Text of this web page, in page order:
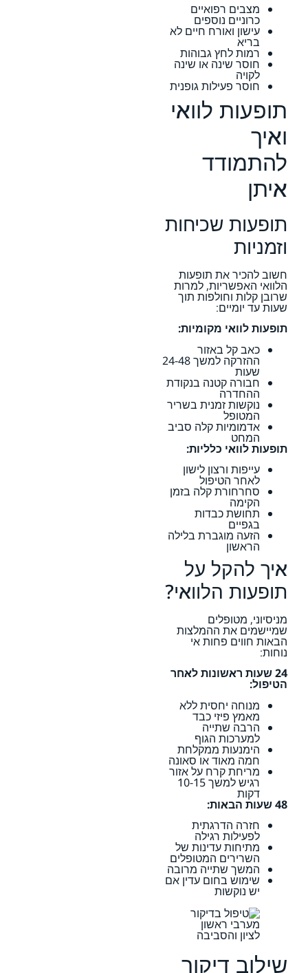
מצבים רפואיים
כרוניים נוספים
עישון ואורח חיים לא
בריא
רמות לחץ גבוהות
חוסר שינה או שינה
לקויה
חוסר פעילות גופנית
תופעות לוואי
ואיך
להתמודד
איתן
תופעות שכיחות
וזמניות
חשוב להכיר את תופעות
הלוואי האפשריות, למרות
שרובן קלות וחולפות תוך
שעות עד יומיים:
תופעות לוואי מקומיות:
כאב קל באזור
ההזרקה למשך 24-48
שעות
חבורה קטנה בנקודת
ההחדרה
נוקשות זמנית בשריר
המטופל
אדמומיות קלה סביב
המחט
תופעות לוואי כלליות:
עייפות ורצון לישון
לאחר הטיפול
סחרחורת קלה בזמן
הקימה
תחושת כבדות
בגפיים
הזעה מוגברת בלילה
הראשון
איך להקל על
תופעות הלוואי?
מניסיוני, מטופלים
שמיישמים את ההמלצות
הבאות חווים פחות אי
נוחות:
24 שעות ראשונות לאחר
הטיפול:
מנוחה יחסית ללא
מאמץ פיזי כבד
הרבה שתייה
למערכות הגוף
הימנעות ממקלחת
חמה מאוד או סאונה
מריחת קרח על אזור
רגיש למשך 10-15
דקות
48 שעות הבאות:
חזרה הדרגתית
לפעילות רגילה
מתיחות עדינות של
השרירים המטופלים
המשך שתייה מרובה
שימוש בחום עדין אם
יש נוקשות
שילוב דיקור